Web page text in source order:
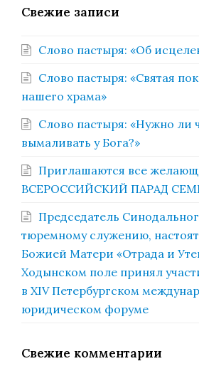
Свежие записи
Слово пастыря: «Об
Слово пастыря: «Святая
нашего храма»
Слово пастыря: «Нужно ли
вымаливать у Бога?»
Приглашаются все
ВСЕРОССИЙСКИЙ ПАРАД
Председатель
тюремному служению,
Божией Матери «Отрада и
Ходынском поле принял
в XIV Петербургском
юридическом форуме
Свежие комментарии